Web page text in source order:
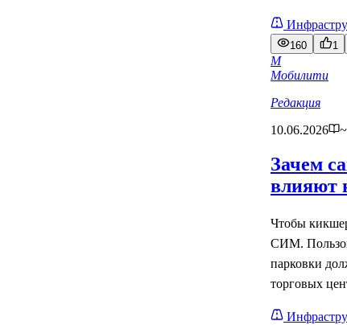
160
1
М
Мобилити
Редакция
10.06.2026
Зачем
влияют
Чтобы
СИМ.
парковки
торговых